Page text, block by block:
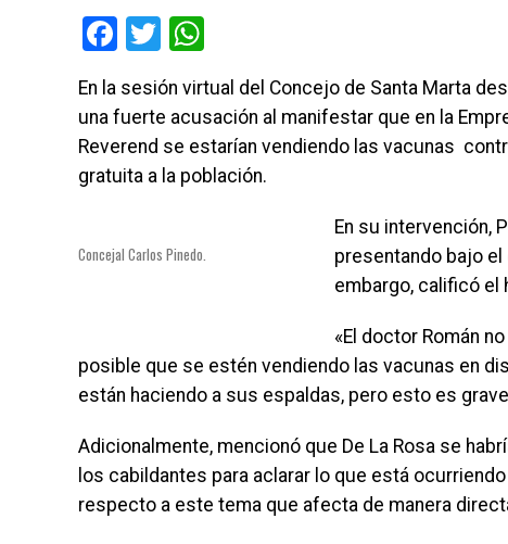
Facebook
Twitter
En la sesión virtual del Concejo de Santa Marta
una fuerte acusación al manifestar que en la
Reverend se estarían vendiendo las vacunas
gratuita a la población.
Concejal Carlos Pinedo.
En su intervención,
presentando bajo el
embargo, calificó el
«El doctor Román
posible que se estén vendiendo las vacunas en
están haciendo a sus espaldas, pero esto es
Adicionalmente, mencionó que De La Rosa se
los cabildantes para aclarar lo que está
respecto a este tema que afecta de manera